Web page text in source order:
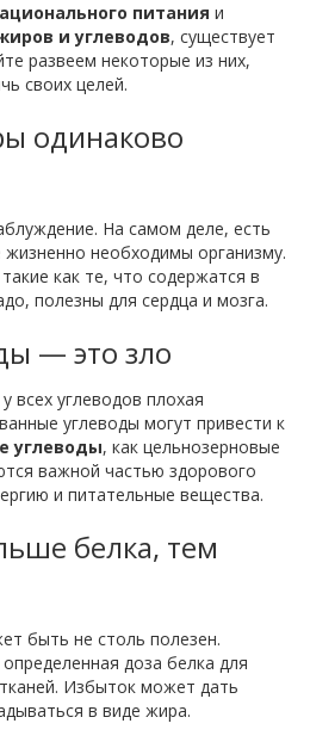
питания и
и углеводов, существует
развеем некоторые из них,
своих целей.
одинаково
На самом деле, есть
необходимы организму.
как те, что содержатся в
полезны для сердца и мозга.
— это зло
всех углеводов плохая
углеводы могут привести к
углеводы, как цельнозерновые
важной частью здорового
и питательные вещества.
белка, тем
быть не столь полезен.
доза белка для
Избыток может дать
в виде жира.